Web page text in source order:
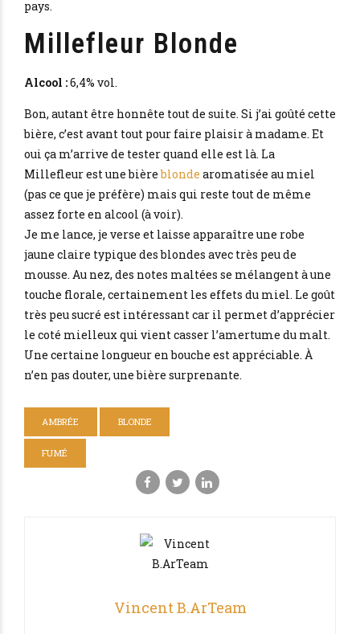
pays.
Millefleur Blonde
Alcool :6,4% vol.
Bon, autant être honnête tout de suite. Si j’ai goûté cette
bière, c’est avant tout pour faire plaisir à madame. Et
oui ça m’arrive de tester quand elle est là. La
Millefleur est une bièreblonde aromatisée au miel
(pas ce que je préfère) mais qui reste tout de même
assez forte en alcool (à voir).
Je me lance, je verse et laisse apparaître une robe
jaune claire typique des blondes avec très peu de
mousse. Au nez, des notes maltées se mélangent à une
touche florale, certainement les effets du miel. Le goût
très peu sucré est intéressant car il permet d’apprécier
le coté mielleux qui vient casser l’amertume du malt.
Une certaine longueur en bouche est appréciable. À
n’en pas douter, une bière surprenante.
AMBRÉE BLONDE
FUMÉ
Vincent B.ArTeam